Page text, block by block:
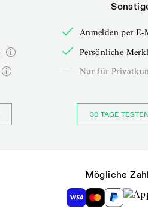
Anmelden per E-
Persönliche
—
Nur für
30 TAGE
Mögliche